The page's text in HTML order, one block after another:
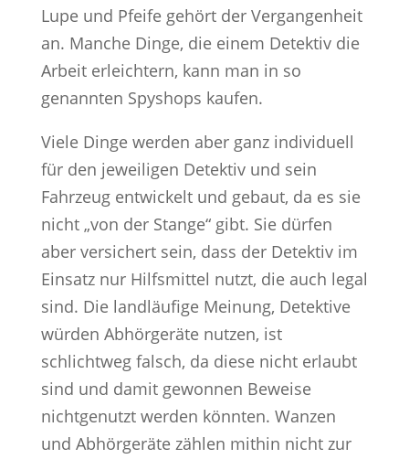
Lupe und Pfeife gehört der Vergangenheit
an. Manche Dinge, die einem Detektiv die
Arbeit erleichtern, kann man in so
genannten Spyshops kaufen.
Viele Dinge werden aber ganz individuell
für den jeweiligen Detektiv und sein
Fahrzeug entwickelt und gebaut, da es sie
nicht „von der Stange“ gibt. Sie dürfen
aber versichert sein, dass der Detektiv im
Einsatz nur Hilfsmittel nutzt, die auch legal
sind. Die landläufige Meinung, Detektive
würden Abhörgeräte nutzen, ist
schlichtweg falsch, da diese nicht erlaubt
sind und damit gewonnen Beweise
nichtgenutzt werden könnten. Wanzen
und Abhörgeräte zählen mithin nicht zur